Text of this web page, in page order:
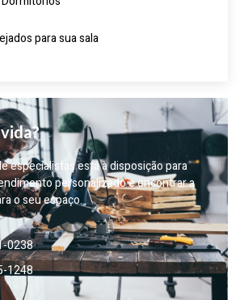
para sua sala
especialistas está à disposição para
personalizado e encontrar a
o seu espaço.
0238
1248